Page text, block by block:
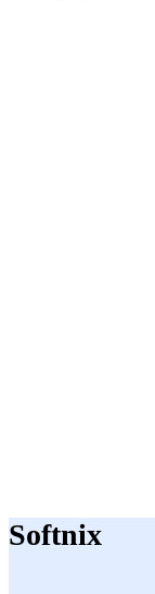
Softnix